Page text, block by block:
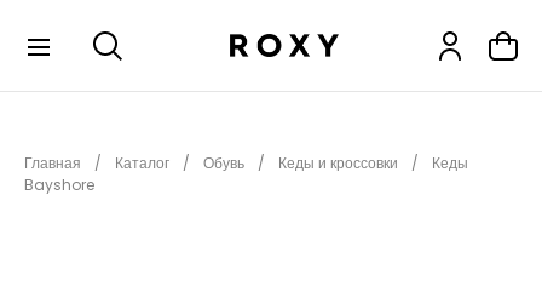
НОВИНКИ
Главная Каталог Обувь Кеды и кроссовки
Кеды
Bayshore